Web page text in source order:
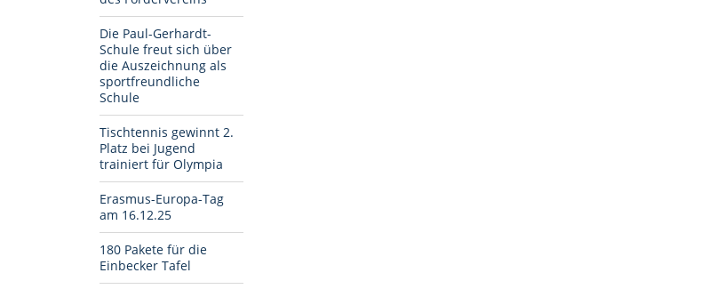
Die Paul-Gerhardt-
Schule freut sich über
die Auszeichnung als
sportfreundliche
Schule
Tischtennis gewinnt 2.
Platz bei Jugend
trainiert für Olympia
Erasmus-Europa-Tag
am 16.12.25
180 Pakete für die
Einbecker Tafel